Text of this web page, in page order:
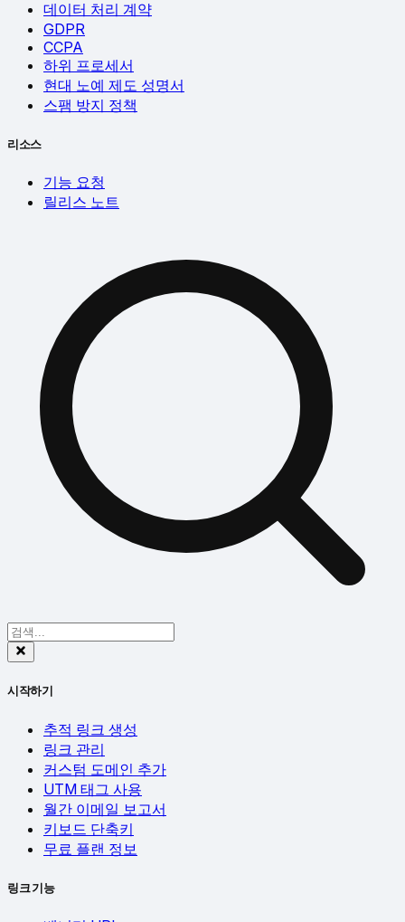
데이터 처리 계약
GDPR
CCPA
하위 프로세서
현대 노예 제도 성명서
스팸 방지 정책
리소스
기능 요청
릴리스 노트
시작하기
추적 링크 생성
링크 관리
커스텀 도메인 추가
UTM 태그 사용
월간 이메일 보고서
키보드 단축키
무료 플랜 정보
링크 기능